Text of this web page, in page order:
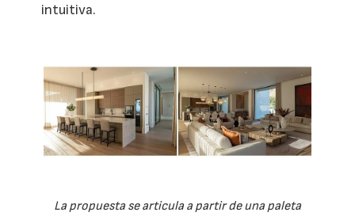
intuitiva.
La propuesta se articula a partir de una paleta